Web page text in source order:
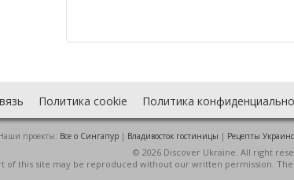
Политика cookie Политика
проекты: Все о Cингапур | Владивосток гостиницы | Рецепты
© 2026 Discover Ukraine. All right
of this site may be reproduced without our written permission.